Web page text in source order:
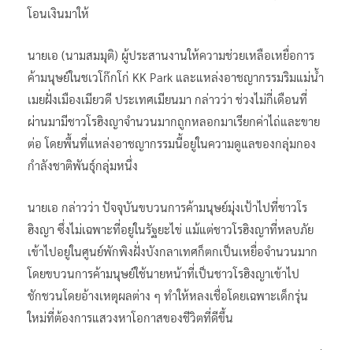
โอนเงินมาให้
นายเอ (นามสมมุติ) ผู้ประสานงานให้ความช่วยเหลือเหยื่อการ
ค้ามนุษย์ในชเวโก๊กโก่ KK Park และแหล่งอาชญากรรมริมแม่น้ำ
เมยฝั่งเมืองเมียวดี ประเทศเมียนมา กล่าวว่า ช่วงไม่กี่เดือนที่
ผ่านมามีชาวโรฮิงญาจำนวนมากถูกหลอกมาเรียกค่าไถ่และขาย
ต่อ โดยพื้นที่แหล่งอาชญากรรมนี้อยู่ในความดูแลของกลุ่มกอง
กำลังชาติพันธุ์กลุ่มหนึ่ง
นายเอ กล่าวว่า ปัจจุบันขบวนการค้ามนุษย์มุ่งเป้าไปที่ชาวโร
ฮิงญา ซึ่งไม่เฉพาะที่อยู่ในรัฐยะไข่ แม้แต่ชาวโรฮิงญาที่หลบภัย
เข้าไปอยู่ในศูนย์พักพิงฝั่งบังกลาเทศก็ตกเป็นเหยื่อจำนวนมาก
โดยขบวนการค้ามนุษย์ใช้นายหน้าที่เป็นชาวโรฮิงญาเข้าไป
ชักชวนโดยอ้างเหตุผลต่าง ๆ ทำให้หลงเชื่อโดยเฉพาะเด็กรุ่น
ใหม่ที่ต้องการแสวงหาโอกาสของชีวิตที่ดีขึ้น